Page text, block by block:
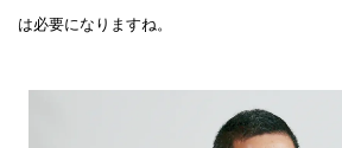
は必要になりますね。